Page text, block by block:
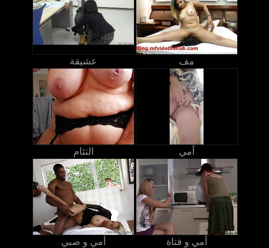
عشيقة مف
التئام أمي
أمي و صبي أمي و فتاة